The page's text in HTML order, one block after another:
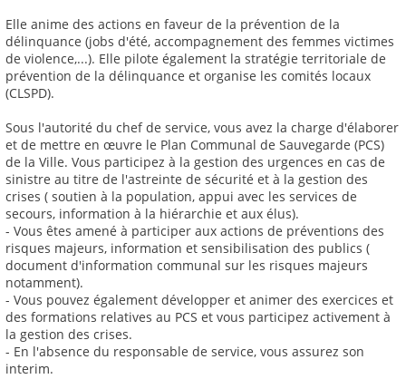
Elle anime des actions en faveur de la prévention de la
délinquance (jobs d'été, accompagnement des femmes victimes
de violence,...). Elle pilote également la stratégie territoriale de
prévention de la délinquance et organise les comités locaux
(CLSPD).
Sous l'autorité du chef de service, vous avez la charge d'élaborer
et de mettre en œuvre le Plan Communal de Sauvegarde (PCS)
de la Ville. Vous participez à la gestion des urgences en cas de
sinistre au titre de l'astreinte de sécurité et à la gestion des
crises ( soutien à la population, appui avec les services de
secours, information à la hiérarchie et aux élus).
- Vous êtes amené à participer aux actions de préventions des
risques majeurs, information et sensibilisation des publics (
document d'information communal sur les risques majeurs
notamment).
- Vous pouvez également développer et animer des exercices et
des formations relatives au PCS et vous participez activement à
la gestion des crises.
- En l'absence du responsable de service, vous assurez son
interim.